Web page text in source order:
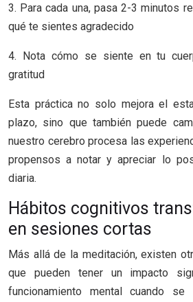
3. Para cada una, pasa 2-3 minutos
qué te sientes agradecido
4. Nota cómo se siente en tu
gratitud
Esta práctica no solo mejora el
plazo, sino que también puede
nuestro cerebro procesa las
propensos a notar y apreciar lo
diaria.
Hábitos cognitivos
en sesiones cortas
Más allá de la meditación, existen
que pueden tener un impacto
funcionamiento mental cuando se